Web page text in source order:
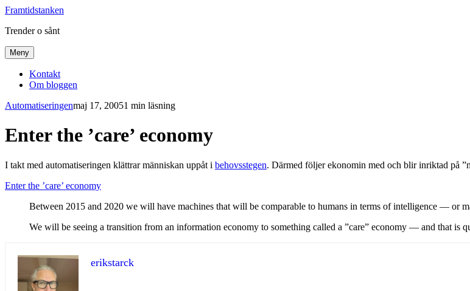
Framtidstanken
Trender o sånt
Meny
Kontakt
Om bloggen
Automatiseringenmaj 17, 20051 min läsning
Enter the ’care’ economy
I takt med automatiseringen klättrar människan uppåt i behovsstegen. Därmed följer ekonomin med och blir inriktad på
Enter the ’care’ economy
Between 2015 and 2020 we will have machines that will be comparable to humans in terms of intelligence — or
We will be seeing a transition from an information economy to something called a ”care” economy — and that is
erikstarck